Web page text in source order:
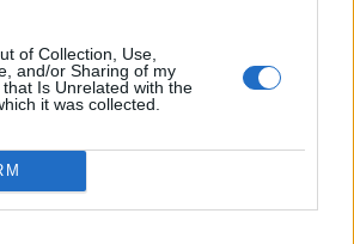
of Collection, Use,
and/or Sharing of my
Is Unrelated with the
it was collected.